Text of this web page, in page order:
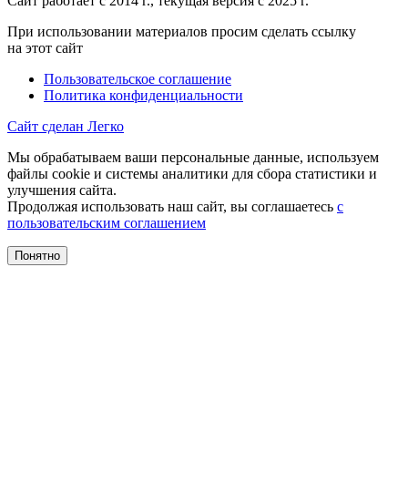
При использовании материалов просим сделать ссылку
на этот сайт
Пользовательское соглашение
Политика конфиденциальности
Сайт сделан Легко
Мы обрабатываем ваши персональные данные, используем
файлы cookie и системы аналитики для сбора статистики и
улучшения сайта.
Продолжая использовать наш сайт, вы соглашаетесь с
пользовательским соглашением
Понятно